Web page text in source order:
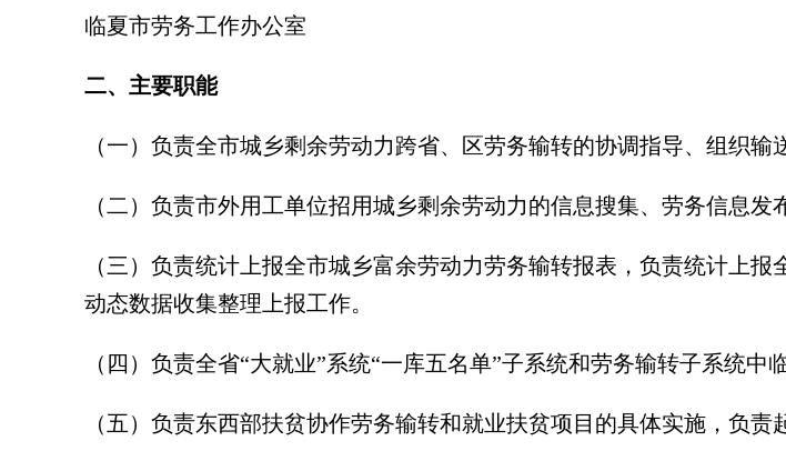
临夏市劳务工作办公室
二、主要职能
（一）负责全市城乡剩余劳动力跨省、区劳务输转的协调指导、组织输
（二）负责市外用工单位招用城乡剩余劳动力的信息搜集、劳务信息
（三）负责统计上报全市城乡富余劳动力劳务输转报表，负责统计上
动态数据收集整理上报工作。
（四）负责全省“大就业”系统“一库五名单”子系统和劳务输转子系统
（五）负责东西部扶贫协作劳务输转和就业扶贫项目的具体实施，负